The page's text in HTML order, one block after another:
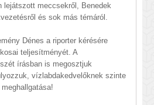
lejátszott meccsekről, Benedek
és sok más témáról.
Dénes a riporter kérésére
teljesítményét. A
írásban is megosztjuk
vízlabdakedvelőknek szinte